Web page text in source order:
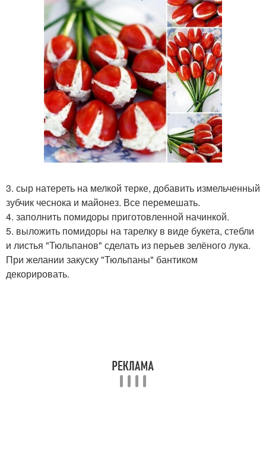
3. сыр натереть на мелкой терке, добавить измельченный
зубчик чеснока и майонез. Все перемешать.
4. заполнить помидоры приготовленной начинкой.
5. выложить помидоры на тарелку в виде букета, стебли
и листья "Тюльпанов" сделать из перьев зелёного лука.
При желании закуску "Тюльпаны" бантиком
декорировать.